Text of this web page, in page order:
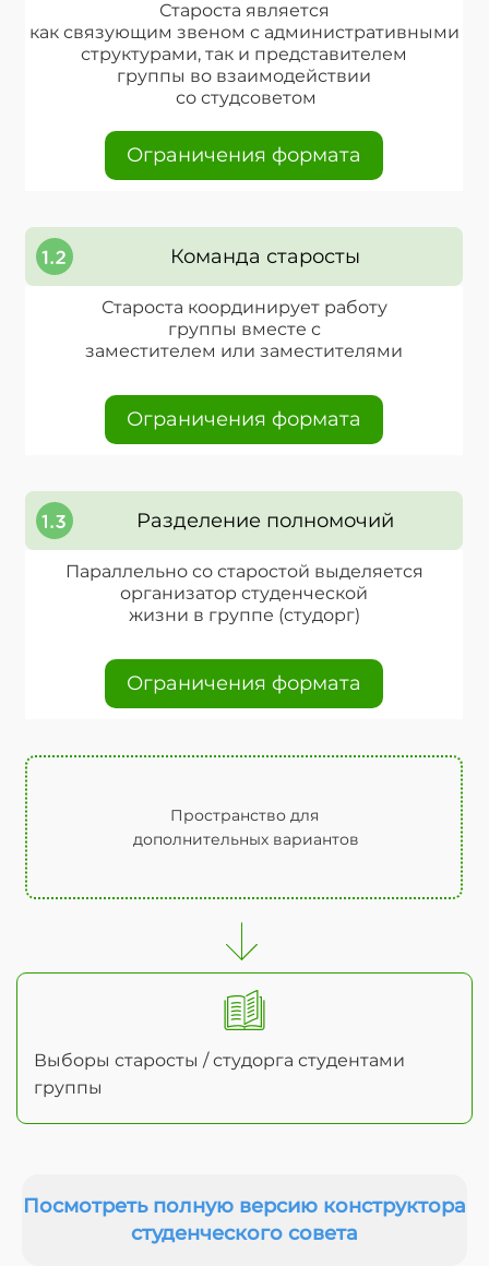
Староста является
как связующим звеном с административными
структурами, так и представителем
группы во взаимодействии
со студсоветом
Ограничения формата
Команда старосты
Староста координирует работу
группы вместе с
заместителем или заместителями
Ограничения формата
Разделение полномочий
Параллельно со старостой выделяется
организатор студенческой
жизни в группе (студорг)
Ограничения формата
Пространство для
дополнительных вариантов
Выборы старосты / студорга студентами
группы
Посмотреть полную версию конструктора
студенческого совета